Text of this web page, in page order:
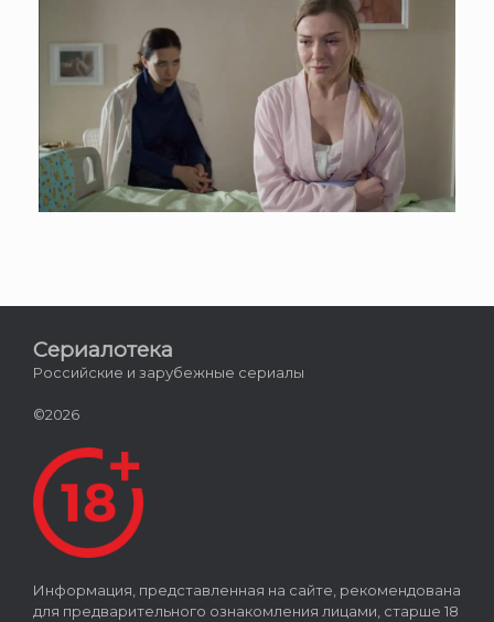
Сериалотека
Российские и зарубежные сериалы
©2026
Информация, представленная на сайте, рекомендована
для предварительного ознакомления лицами, старше 18